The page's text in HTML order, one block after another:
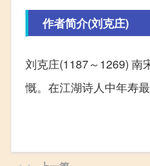
作者简介(刘克庄)
刘克庄(1187～1269) 南
慨。在江湖诗人中年寿